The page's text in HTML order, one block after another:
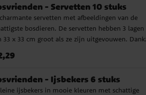
- Servetten 10 stuks
servetten met afbeeldingen van de
bosdieren. De servetten hebben 3 lagen
33 x 33 cm groot als ze zijn uitgevouwen.
accessoires, zijn deze servetten perfect
een doopfeest of een babyshower.
:€ 2,29
- Ijsbekers 6 stuks
ijsbekers in mooie kleuren met schattige